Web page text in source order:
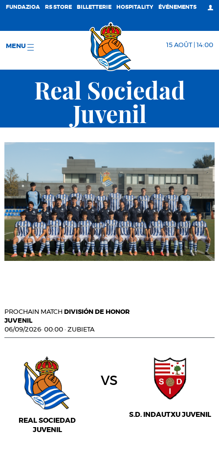
FUNDAZIOA RS STORE BILLETTERIE HOSPITALITY ÉVÉNEMENTS
MENU 15 AOÛT | 14:00
Real Sociedad
Juvenil
PROCHAIN MATCH
DIVISIÓN DE HONOR
JUVENIL
06/09/2026· 00:00 · ZUBIETA
REAL SOCIEDAD
JUVENIL
vs
S.D. INDAUTXU JUVENIL